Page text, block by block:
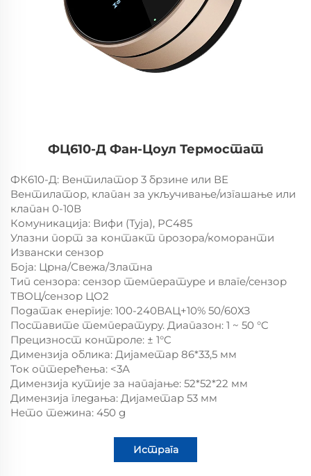
ФЦ610-Д Фан-Цоул Термостат
ФК610-Д: Вентилатор 3 брзине или ВЕ
Вентилатор, клапан за укључивање/изгашање или
клапан 0-10В
Комуникација: Вифи (Туја), РС485
Улазни порт за контакт прозора/коморанти
Извански сензор
Боја: Црна/Свежа/Златна
Тип сензора: сензор температуре и влаге/сензор
ТВОЦ/сензор ЦО2
Податак енергије: 100-240ВАЦ+10% 50/60ХЗ
Поставите температуру. Диапазон: 1 ~ 50 °C
Прецизност контроле: ± 1°C
Димензија облика: Дијаметар 86*33,5 мм
Ток оптерећења: <3А
Димензија кутије за напајање: 52*52*22 мм
Димензија гледања: Дијаметар 53 мм
Нето тежина: 450 g
Истрага